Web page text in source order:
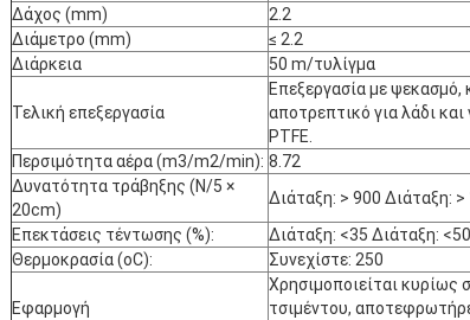
Δάχος (mm)
2.2
Διάμετρο (mm)
≤ 2.2
Διάρκεια
50 m/τυλίγμα
Τελική επεξεργασία
Επεξεργασία με ψεκασμό,
αποτρεπτικό για λάδι
PTFE.
Περσιμότητα αέρα (m3/m2/min): 8.72
Δυνατότητα τράβηξης (N/5 ×
20cm)
Διάταξη: > 900 Διάταξη: >
Επεκτάσεις τέντωσης (%):
Διάταξη: <35 Διάταξη: <50
Θερμοκρασία (oC):
Συνεχίστε: 250
Εφαρμογή
Χρησιμοποιείται κυρίως
τσιμέντου,